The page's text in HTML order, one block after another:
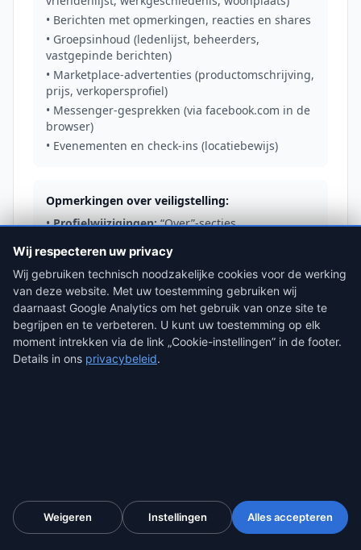
• Berichten met opmerkingen, reacties en shares
• Groepsinhoud (ledenlijst, beheerders,
vastgepinde berichten)
• Marketplace-advertenties (productomschrijving,
prijs, verkopersprofiel)
• Messenger-gesprekken (via facebook.com in de
browser)
• Evenementen en check-ins (locatiebewijs)
Opmerkingen over veiligstelling:
•Profielwijzigingen:“Over”-secties,
stilzwijgend overschreven zonder geschiedenis
•Bericht verwijdering:Onmiddellijk, zonder
herstel
•Groepen:Beheerders kunnen leden
verwijderen, inhoud wissen of de hele groep
sluiten
•Privacy-instellingen:
burengeschillen (VvE-conflicten, overlast),
consumentenfraude (nep-webshops gepromoot via
Facebook-advertenties) en familierecht. In voogdijzaken
Wij respecteren uw privacy
Wij gebruiken technisch noodzakelijke cookies voor de werking
van deze website. Met uw toestemming gebruiken wij
daarnaast Google Analytics om het gebruik van onze site te
begrijpen en te verbeteren. U kunt uw toestemming op elk
moment intrekken via de link „Cookie-instellingen” in de footer.
Details in ons privacybeleid.
Weigeren Instellingen Alles accepteren